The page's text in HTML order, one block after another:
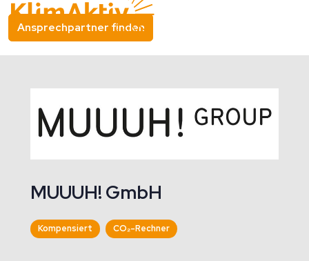
Ansprechpartner finden
MUUUH! GmbH
Kompensiert CO₂-Rechner